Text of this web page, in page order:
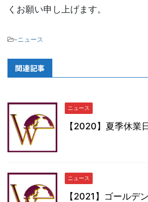
くお願い申し上げます。
-ニュース
関連記事
ニュース
【2020】夏季休業
ニュース
【2021】ゴールデ